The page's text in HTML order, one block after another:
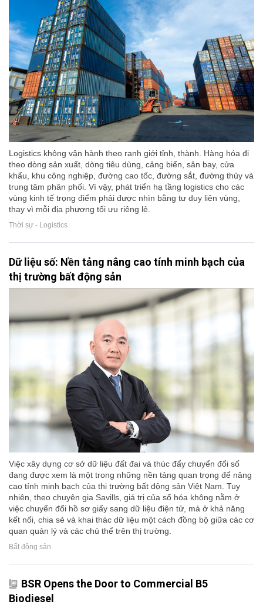
Logistics không vận hành theo ranh giới tỉnh, thành. Hàng hóa đi
theo dòng sản xuất, dòng tiêu dùng, cảng biển, sân bay, cửa
khẩu, khu công nghiệp, đường cao tốc, đường sắt, đường thủy và
trung tâm phân phối. Vì vậy, phát triển hạ tầng logistics cho các
vùng kinh tế trọng điểm phải được nhìn bằng tư duy liên vùng,
thay vì mỗi địa phương tối ưu riêng lẻ.
Thời sự - Logistics
Dữ liệu số: Nền tảng nâng cao tính minh bạch của
thị trường bất động sản
Việc xây dựng cơ sở dữ liệu đất đai và thúc đẩy chuyển đổi số
đang được xem là một trong những nền tảng quan trọng để nâng
cao tính minh bạch của thị trường bất động sản Việt Nam. Tuy
nhiên, theo chuyên gia Savills, giá trị của số hóa không nằm ở
việc chuyển đổi hồ sơ giấy sang dữ liệu điện tử, mà ở khả năng
kết nối, chia sẻ và khai thác dữ liệu một cách đồng bộ giữa các cơ
quan quản lý và các chủ thể trên thị trường.
Bất động sản
BSR Opens the Door to Commercial B5
Biodiesel